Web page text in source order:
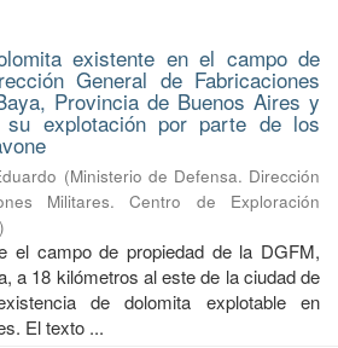
existente en el campo de
General de Fabricaciones
Provincia de Buenos Aires y
su explotación por parte de los
(Ministerio de Defensa. Dirección
Militares. Centro de Exploración
)
el campo de propiedad de la DGFM,
a 18 kilómetros al este de la ciudad de
de dolomita explotable en
El texto ...